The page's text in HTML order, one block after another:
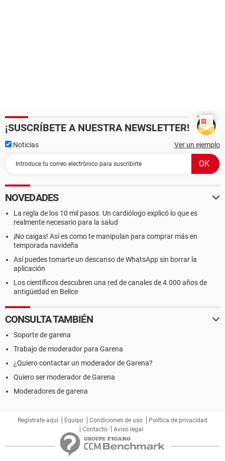
¡SUSCRÍBETE A NUESTRA NEWSLETTER!
Noticias Ver un ejemplo
NOVEDADES
La regla de los 10 mil pasos. Un cardiólogo explicó lo que es
realmente necesario para la salud
¡No caigas! Así es como te manipulan para comprar más en
temporada navideña
Así puedes tomarte un descanso de WhatsApp sin borrar la
aplicación
Los científicos descubren una red de canales de 4.000 años de
antigüedad en Belice
CONSULTA TAMBIÉN
Soporte de garena
Trabajo de moderador para Garena
¿Quiero contactar un moderador de Garena?
Quiero ser moderador de Garena
Moderadores de garena
Regístrate aquí Equipo Condiciones de uso
Política de privacidad
Contacto
Aviso legal